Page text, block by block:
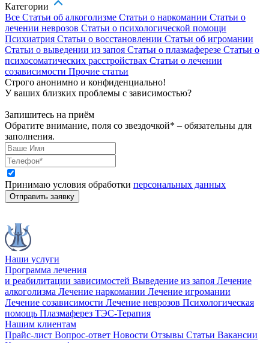
Категории
Все Статьи об алкоголизме Статьи о наркомании Статьи о
лечении неврозов Статьи о психологической помощи
Психиатрия Статьи о восстановлении Статьи об игромании
Статьи о выведении из запоя Статьи о плазмаферезе Статьи о
психосоматических расстройствах Статьи о лечении
созависимости Прочие статьи
Строго анонимно и конфиденциально!
У ваших близких проблемы с зависимостью?
Запишитесь на приём
Обратите внимание, поля со звездочкой* – обязательны для
заполнения.
Принимаю условия обработки персональных данных
Отправить заявку
Наши услуги
Программа лечения
и реабилитации зависимостей Выведение из запоя Лечение
алкоголизма Лечение наркомании Лечение игромании
Лечение созависимости Лечение неврозов Психологическая
помощь Плазмаферез ТЭС-Терапия
Нашим клиентам
Прайс-лист Вопрос-ответ Новости Отзывы Статьи Вакансии